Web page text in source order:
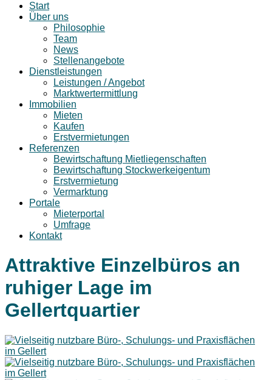
Start
Über uns
Philosophie
Team
News
Stellenangebote
Dienstleistungen
Leistungen / Angebot
Marktwertermittlung
Immobilien
Mieten
Kaufen
Erstvermietungen
Referenzen
Bewirtschaftung Mietliegenschaften
Bewirtschaftung Stockwerkeigentum
Erstvermietung
Vermarktung
Portale
Mieterportal
Umfrage
Kontakt
Attraktive Einzelbüros an
ruhiger Lage im
Gellertquartier